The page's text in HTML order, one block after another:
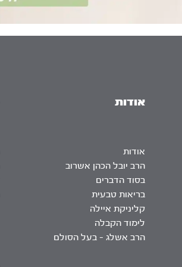
אודות
אודות
הרב יובל הכהן אשרוב
בסוד הדברים
בריאות טבעית
קליניקת איילה
לימוד הקבלה
הרב אשלג – בעל הסולם